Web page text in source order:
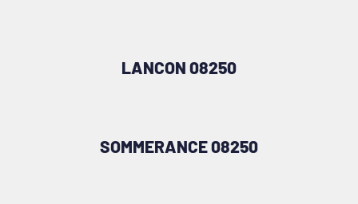
LANCON 08250
SOMMERANCE 08250